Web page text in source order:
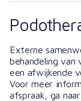
Externe
behandeling van
een afwijkende
Voor meer
afspraak, ga